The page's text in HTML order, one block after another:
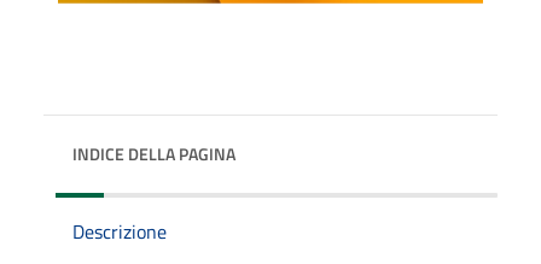
INDICE DELLA PAGINA
Descrizione